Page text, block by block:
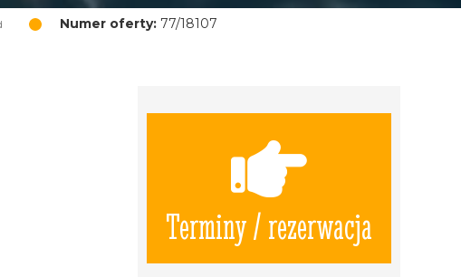
Numer oferty:77/18107
Terminy / rezerwacja